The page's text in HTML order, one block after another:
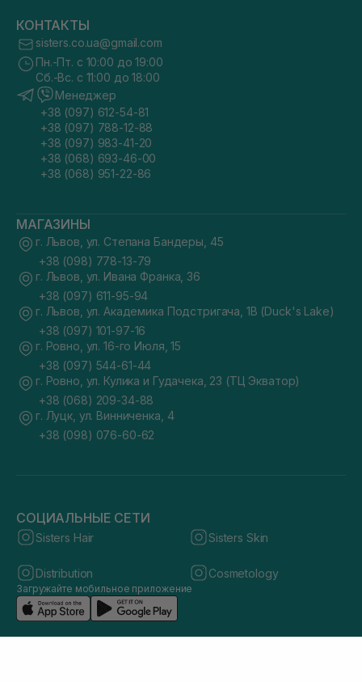
КОНТАКТЫ
sisters.co.ua@gmail.com
Пн.-Пт. с 10:00 до 19:00
Сб.-Вс. с 11:00 до 18:00
Менеджер
+38 (097) 612-54-81
+38 (097) 788-12-88
+38 (097) 983-41-20
+38 (068) 693-46-00
+38 (068) 951-22-86
МАГАЗИНЫ
г. Львов, ул. Степана Бандеры, 45
+38 (098) 778-13-79
г. Львов, ул. Ивана Франка, 36
+38 (097) 611-95-94
г. Львов, ул. Академика Подстригача, 1В (Duck's Lake)
+38 (097) 101-97-16
г. Ровно, ул. 16-го Июля, 15
+38 (097) 544-61-44
г. Ровно, ул. Кулика и Гудачека, 23 (ТЦ Экватор)
+38 (068) 209-34-88
г. Луцк, ул. Винниченка, 4
+38 (098) 076-60-62
СОЦИАЛЬНЫЕ СЕТИ
Sisters Hair Sisters Skin
Distribution Cosmetology
Загружайте мобильное приложение